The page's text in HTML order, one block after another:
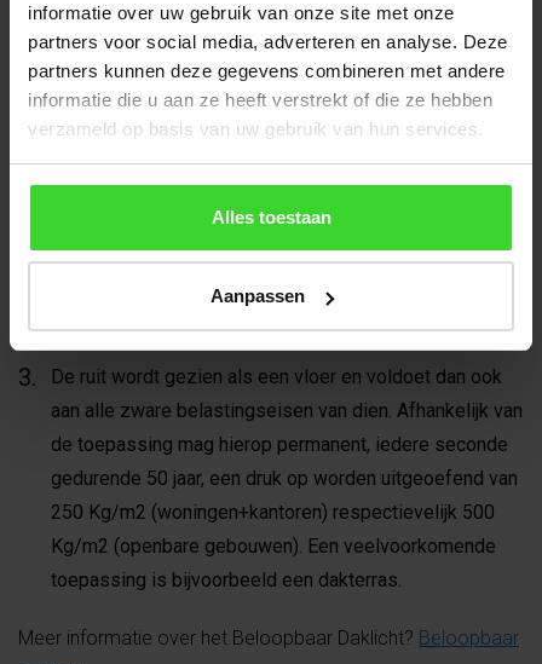
informatie over uw gebruik van onze site met onze
partners voor social media, adverteren en analyse. Deze
partners kunnen deze gegevens combineren met andere
informatie die u aan ze heeft verstrekt of die ze hebben
verzameld op basis van uw gebruik van hun services.
Alles toestaan
Aanpassen
moet om ergens anders bij te kunnen komen. Of als je
op de ruit moet kunnen staan voor de schoonmaak van
de achterliggende opgaande gevel, de kozijnen,
In deze situatie (dus: begaanbaar voor reparatie en
onderhoud) wordt er van uitgegaan dat men maximaal 4
keer per jaar op / over het dak loopt en dus ook de ruit
maximaal even vaak belast wordt.
De ruit wordt gezien als een vloer en voldoet dan ook
aan alle zware belastingseisen van dien. Afhankelijk van
de toepassing mag hierop permanent, iedere seconde
gedurende 50 jaar, een druk op worden uitgeoefend van
250 Kg/m2 (woningen+kantoren) respectievelijk 500
Kg/m2 (openbare gebouwen). Een veelvoorkomende
toepassing is bijvoorbeeld een dakterras.
Meer informatie over het Beloopbaar Daklicht? Beloopbaar